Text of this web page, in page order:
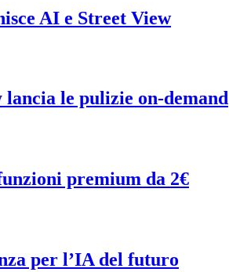
AI e Street View
le pulizie on-demand
premium da 2€
per l’IA del futuro